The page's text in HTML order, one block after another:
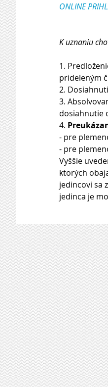
ONLINE
K uznaniu
1.
prideleným
2.
3.
dosiahnutie
4.
- pre
- pre
Vyššie
ktorých
jedincovi sa
jedinca je